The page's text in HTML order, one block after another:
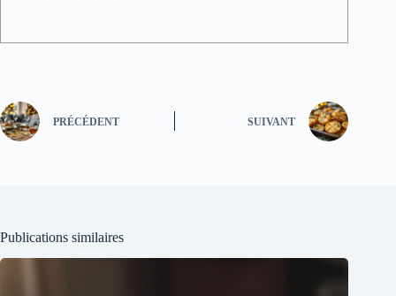
PRÉCÉDENT SUIVANT
Publications similaires